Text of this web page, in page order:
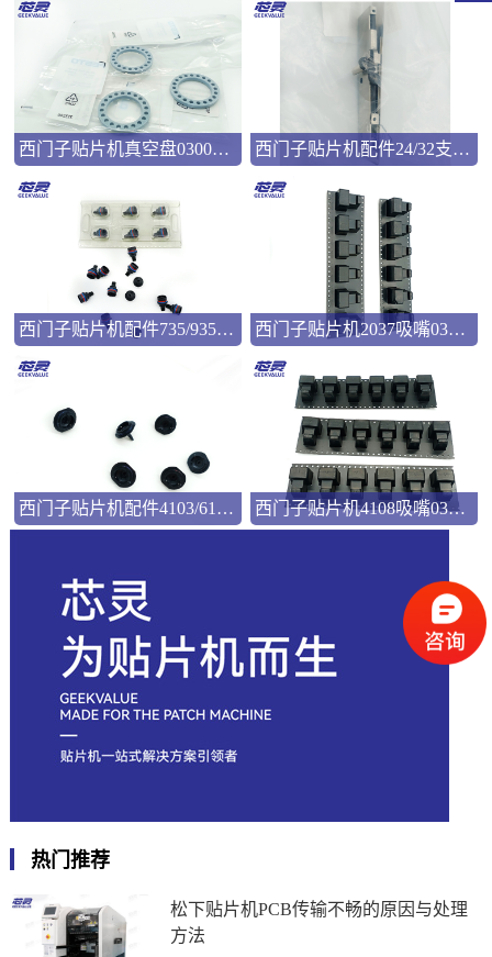
西门子贴片机真空盘03008286 西门子贴片机配件24/32支撑弹片00322181
西门子贴片机配件735/935吸嘴00346524 西门子贴片机2037吸嘴03057033
西门子贴片机配件4103/6103吸嘴03101981 西门子贴片机4108吸嘴03103544
热门推荐
松下贴片机PCB传输不畅的原因与处理
方法